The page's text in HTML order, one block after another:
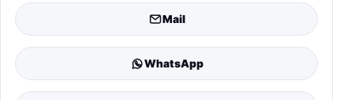
Mail
WhatsApp